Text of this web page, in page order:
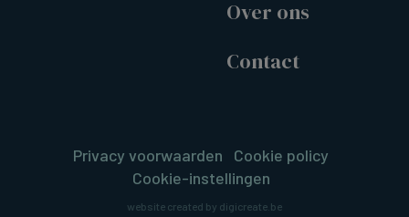
Over ons
Contact
Privacy voorwaarden
Cookie policy
Cookie-instellingen
website created by digicreate.be